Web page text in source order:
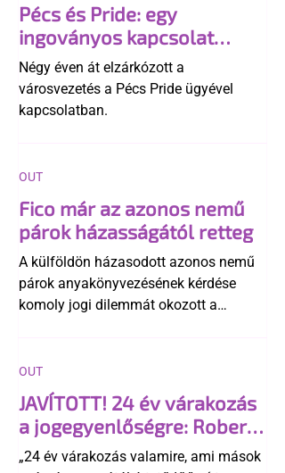
Pécs és Pride: egy
ingoványos kapcsolat
története
Négy éven át elzárkózott a
városvezetés a Pécs Pride ügyével
kapcsolatban.
Fico már az azonos nemű
párok házasságától retteg
A külföldön házasodott azonos nemű
párok anyakönyvezésének kérdése
komoly jogi dilemmát okozott a
egyértelműen tiltja a házasságuk
elismerését. Közben az ellenzéken belül
is vita robbant ki arról, hogy vissza
kellene-e vonni a kormány konzervatív
alkotmánymódosítását
OUT
JAVÍTOTT! 24 év várakozás
a jogegyenlőségre: Robert
Biedroń megindító üzenete
„24 év várakozás valamire, ami mások
OUT